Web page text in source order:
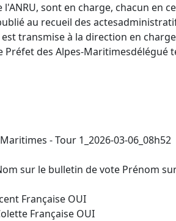
sont en charge, chacun en
au recueil des
transmise à la direction en
Préfet des Alpes-Maritimesdélégué
- Tour 1_2026-03-06_08h52
sur le bulletin de vote Prénom
Française OUI
Française OUI